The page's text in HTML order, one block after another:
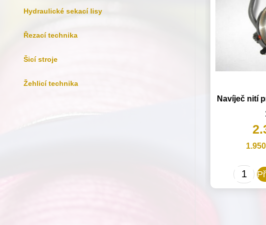
Hydraulické sekací lisy
Řezací technika
Šicí stroje
Žehlicí technika
Navíječ nití
1.950
Navíječ
nití